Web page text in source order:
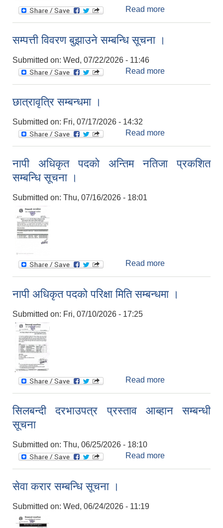
Read more
सम्पत्ती विवरण बुझाउने सम्बन्धि सूचना ।
Submitted on: Wed, 07/22/2026 - 11:46
Read more
छात्रावृत्रि सम्बन्धमा ।
Submitted on: Fri, 07/17/2026 - 14:32
Read more
नापी अधिकृत पदको अन्तिम नतिजा प्रकशित
सम्बन्धि सूचना ।
Submitted on: Thu, 07/16/2026 - 18:01
Read more
प्रकशित सम्बन्धि
नापी अधिकृत पदको परिक्षा मिति सम्बन्धमा ।
Submitted on: Fri, 07/10/2026 - 17:25
Read more
।
सिलबन्दी दरभाउपत्र प्रस्ताव आब्हान सम्बन्धी
सूचना
Submitted on: Thu, 06/25/2026 - 18:10
Read more
सेवा करार सम्बन्धि सूचना ।
Submitted on: Wed, 06/24/2026 - 11:19